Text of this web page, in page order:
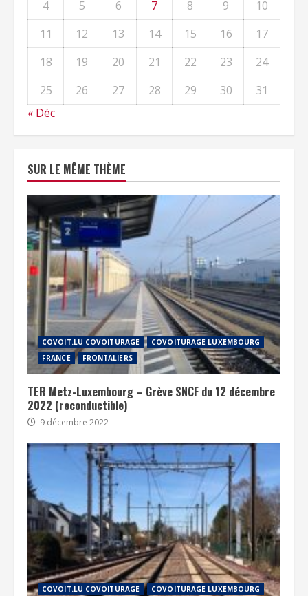
4 5 6 7 8 9
10
11
12 13 14 15 16
17
18
19 20 21 22 23
24
25
26 27 28 29 30
31
« Déc
SUR LE MÊME THÈME
COVOIT.LU COVOITURAGE
COVOITURAGE LUXEMBOURG
FRANCE
FRONTALIERS
TER Metz-Luxembourg – Grève SNCF du 12 décembre
2022 (reconductible)
9 décembre 2022
COVOIT.LU COVOITURAGE
COVOITURAGE LUXEMBOURG